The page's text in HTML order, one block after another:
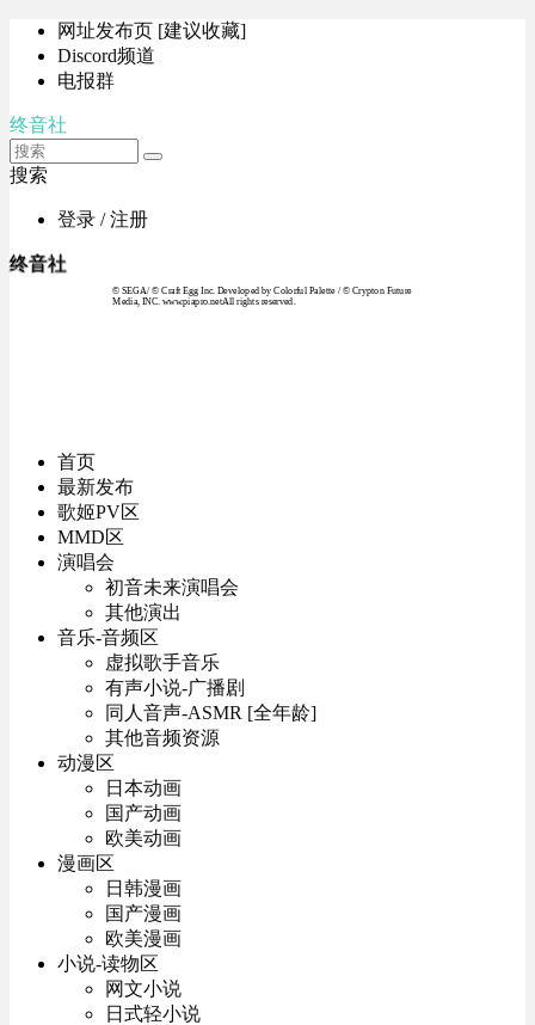
网址发布页 [建议收藏]
Discord频道
电报群
终音社
搜索
登录 / 注册
终音社
© SEGA / © Craft Egg Inc. Developed by Colorful Palette / © Crypton Future
Media, INC. www.piapro.netAll rights reserved.
首页
最新发布
歌姬PV区
MMD区
演唱会
初音未来演唱会
其他演出
音乐-音频区
虚拟歌手音乐
有声小说-广播剧
同人音声-ASMR [全年龄]
其他音频资源
动漫区
日本动画
国产动画
欧美动画
漫画区
日韩漫画
国产漫画
欧美漫画
小说-读物区
网文小说
日式轻小说